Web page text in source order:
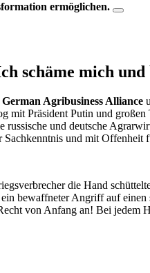
ermöglichen.
schäme mich und
German Agribusiness Alliance
mit Präsident Putin und großen
und deutsche
und mit Offenheit
die Hand
bewaffneter Angriff auf
von Anfang an! Bei